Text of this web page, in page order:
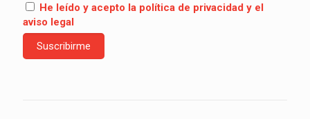
He leído y acepto la política de privacidad y el
aviso legal